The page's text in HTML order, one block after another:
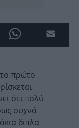
το πρώτο
ότι πολύ
συχνά
δίπλα